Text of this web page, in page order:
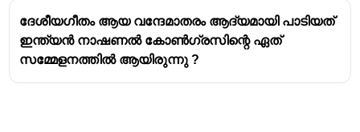
ദേശീയഗീതം ആയ വന്ദേമാതരം ആദ്യമായി പാടിയത്
ഇന്ത്യൻ നാഷണൽ കോൺഗ്രസിന്റെ ഏത്
സമ്മേളനത്തിൽ ആയിരുന്നു ?